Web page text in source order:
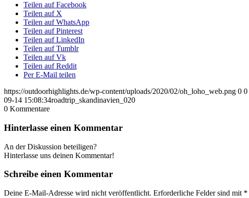
Teilen auf Facebook
Teilen auf X
Teilen auf WhatsApp
Teilen auf Pinterest
Teilen auf LinkedIn
Teilen auf Tumblr
Teilen auf Vk
Teilen auf Reddit
Per E-Mail teilen
https://outdoorhighlights.de/wp-content/uploads/2020/02/oh_loho_web.png 0 0
09-14 15:08:34roadtrip_skandinavien_020
0 Kommentare
Hinterlasse einen Kommentar
An der Diskussion beteiligen?
Hinterlasse uns deinen Kommentar!
Schreibe einen Kommentar
Deine E-Mail-Adresse wird nicht veröffentlicht. Erforderliche Felder sind mit *